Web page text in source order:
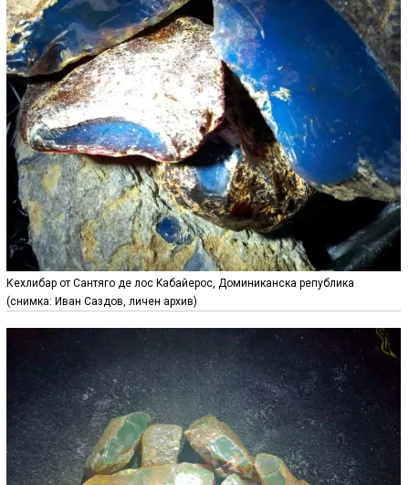
Кехлибар от Сантяго де лос Kабайерос, Доминиканска република
(снимка: Иван Саздов, личен архив)